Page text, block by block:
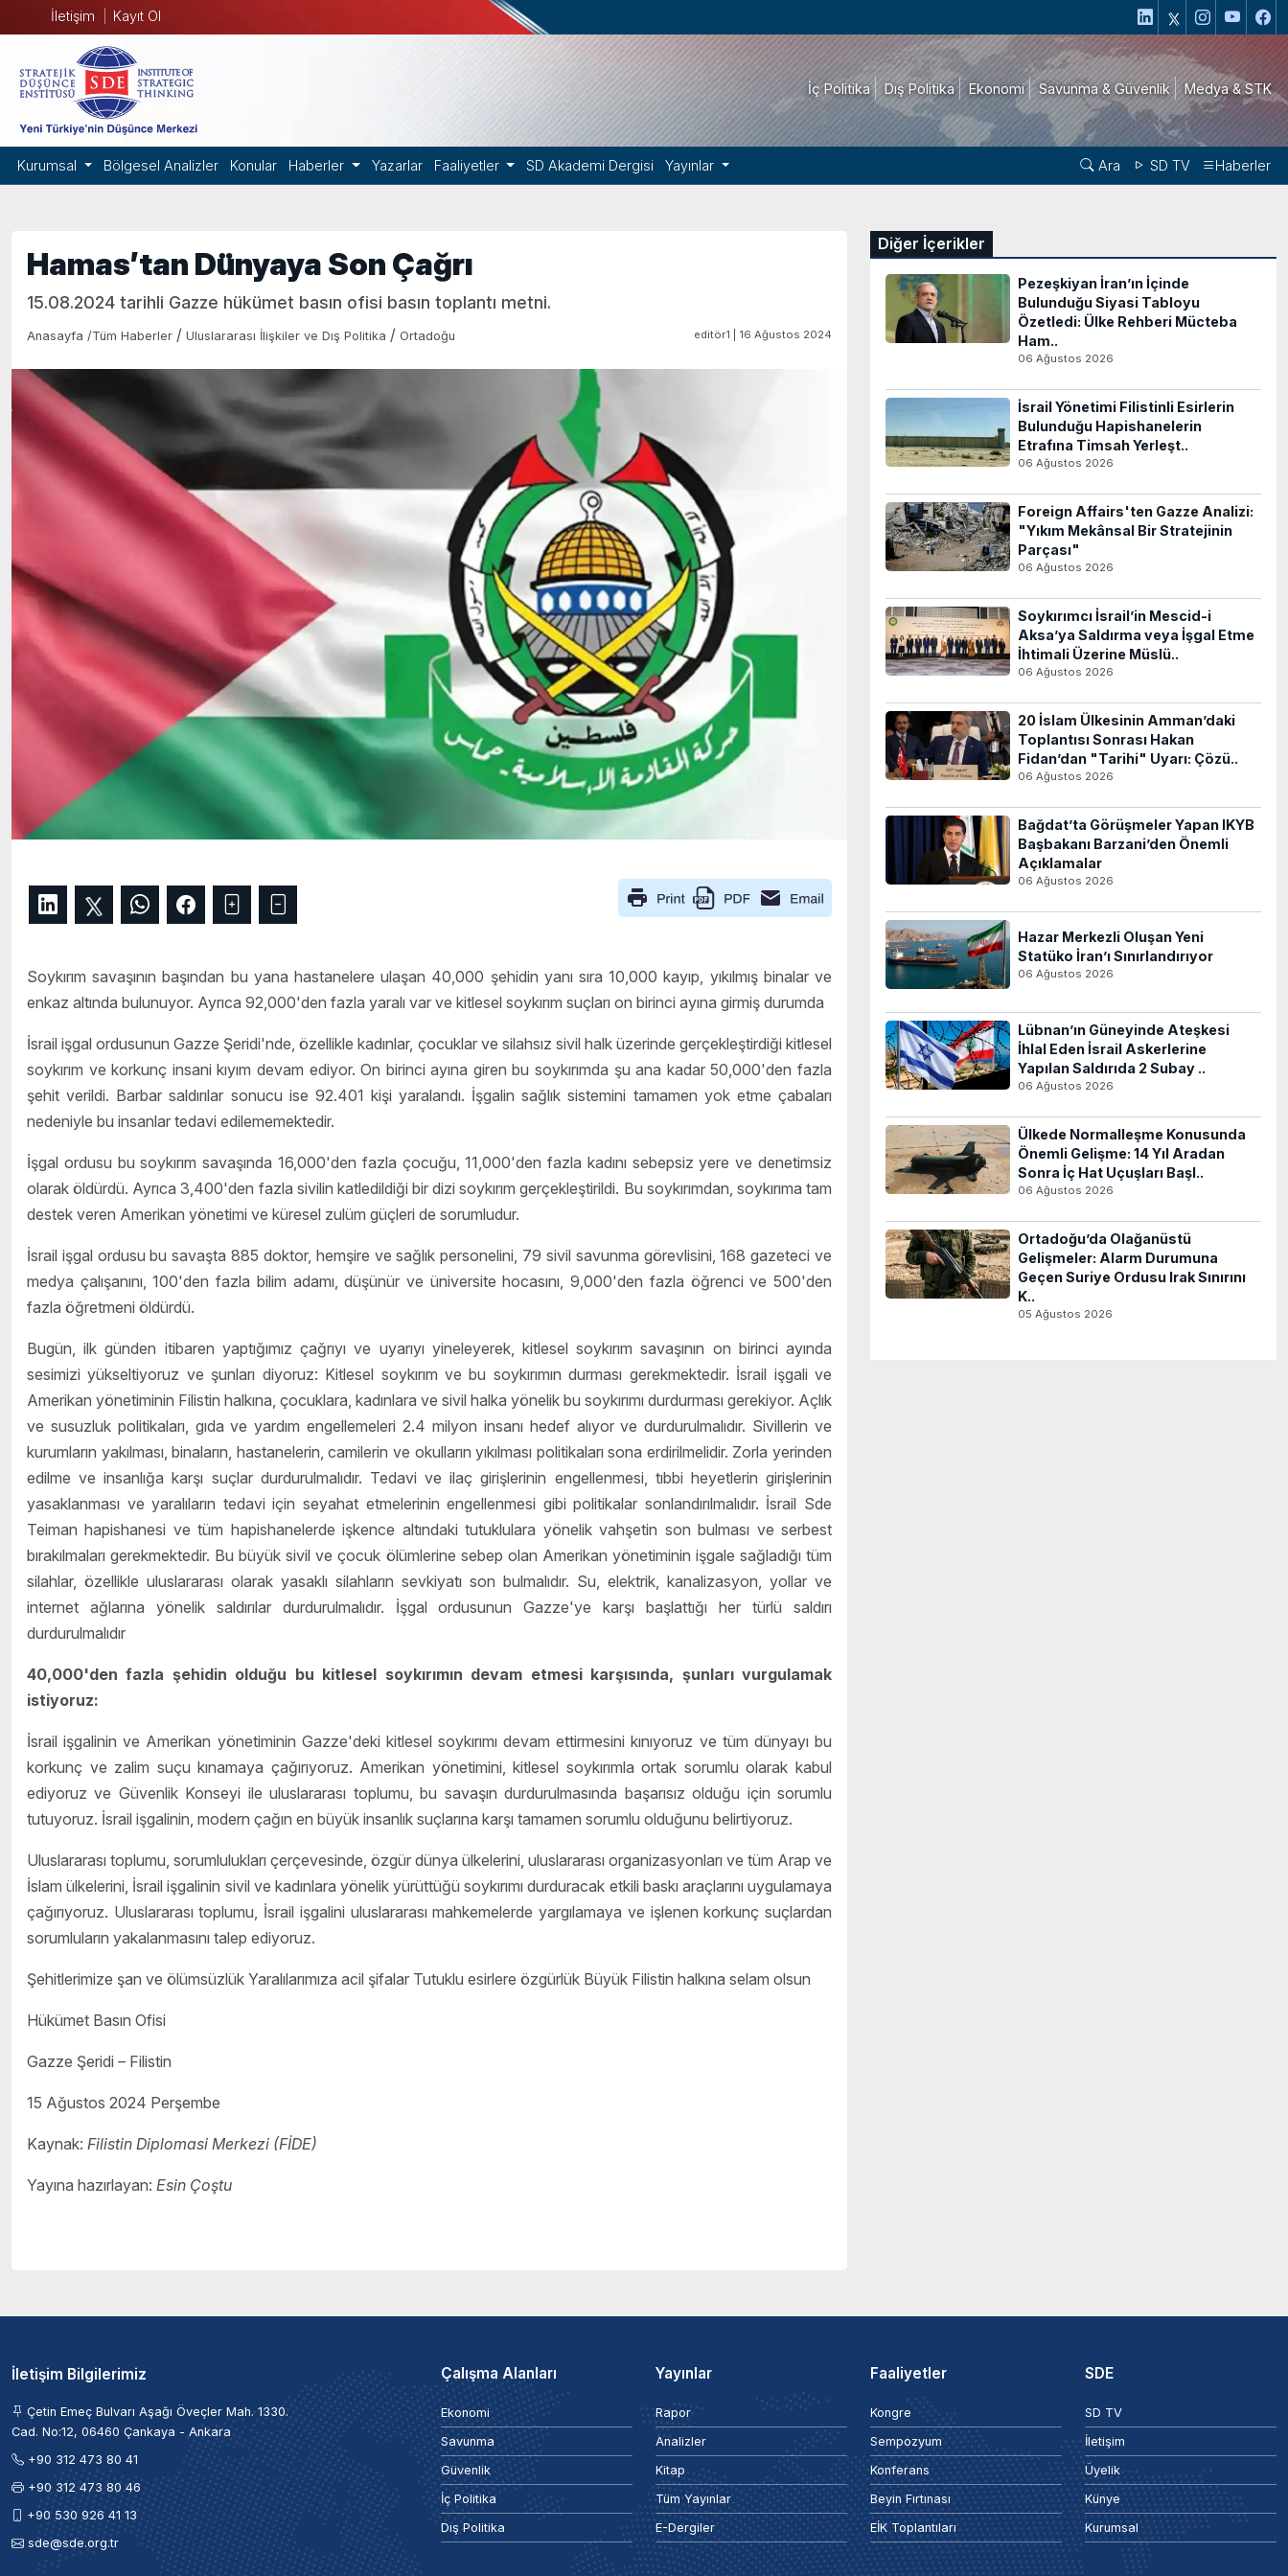
İletişim Kayıt Ol
İç Politika Dış Politika Ekonomi Savunma & Güvenlik Medya & STK
Kurumsal Bölgesel Analizler Konular Haberler Yazarlar Faaliyetler SD Akademi Dergisi Yayınlar Ara SD TV Haberler
Hamas’tan Dünyaya Son Çağrı
15.08.2024 tarihli Gazze hükümet basın ofisi basın toplantı metni.
Anasayfa /Tüm Haberler / Uluslararası İlişkiler ve Dış Politika / Ortadoğu editör1 | 16 Ağustos 2024
Soykırım savaşının başından bu yana hastanelere ulaşan 40,000 şehidin yanı sıra 10,000 kayıp, yıkılmış binalar ve
enkaz altında bulunuyor. Ayrıca 92,000'den fazla yaralı var ve kitlesel soykırım suçları on birinci ayına girmiş durumda
İsrail işgal ordusunun Gazze Şeridi'nde, özellikle kadınlar, çocuklar ve silahsız sivil halk üzerinde gerçekleştirdiği kitlesel
soykırım ve korkunç insani kıyım devam ediyor. On birinci ayına giren bu soykırımda şu ana kadar 50,000'den fazla
şehit verildi. Barbar saldırılar sonucu ise 92.401 kişi yaralandı. İşgalin sağlık sistemini tamamen yok etme çabaları
nedeniyle bu insanlar tedavi edilememektedir.
İşgal ordusu bu soykırım savaşında 16,000'den fazla çocuğu, 11,000'den fazla kadını sebepsiz yere ve denetimsiz
olarak öldürdü. Ayrıca 3,400'den fazla sivilin katledildiği bir dizi soykırım gerçekleştirildi. Bu soykırımdan, soykırıma tam
destek veren Amerikan yönetimi ve küresel zulüm güçleri de sorumludur.
İsrail işgal ordusu bu savaşta 885 doktor, hemşire ve sağlık personelini, 79 sivil savunma görevlisini, 168 gazeteci ve
medya çalışanını, 100'den fazla bilim adamı, düşünür ve üniversite hocasını, 9,000'den fazla öğrenci ve 500'den
fazla öğretmeni öldürdü.
Bugün, ilk günden itibaren yaptığımız çağrıyı ve uyarıyı yineleyerek, kitlesel soykırım savaşının on birinci ayında
sesimizi yükseltiyoruz ve şunları diyoruz: Kitlesel soykırım ve bu soykırımın durması gerekmektedir. İsrail işgali ve
Amerikan yönetiminin Filistin halkına, çocuklara, kadınlara ve sivil halka yönelik bu soykırımı durdurması gerekiyor. Açlık
ve susuzluk politikaları, gıda ve yardım engellemeleri 2.4 milyon insanı hedef alıyor ve durdurulmalıdır. Sivillerin ve
kurumların yakılması, binaların, hastanelerin, camilerin ve okulların yıkılması politikaları sona erdirilmelidir. Zorla yerinden
edilme ve insanlığa karşı suçlar durdurulmalıdır. Tedavi ve ilaç girişlerinin engellenmesi, tıbbi heyetlerin girişlerinin
yasaklanması ve yaralıların tedavi için seyahat etmelerinin engellenmesi gibi politikalar sonlandırılmalıdır. İsrail Sde
Teiman hapishanesi ve tüm hapishanelerde işkence altındaki tutuklulara yönelik vahşetin son bulması ve serbest
bırakılmaları gerekmektedir. Bu büyük sivil ve çocuk ölümlerine sebep olan Amerikan yönetiminin işgale sağladığı tüm
silahlar, özellikle uluslararası olarak yasaklı silahların sevkiyatı son bulmalıdır. Su, elektrik, kanalizasyon, yollar ve
internet ağlarına yönelik saldırılar durdurulmalıdır. İşgal ordusunun Gazze'ye karşı başlattığı her türlü saldırı
durdurulmalıdır
40,000'den fazla şehidin olduğu bu kitlesel soykırımın devam etmesi karşısında, şunları vurgulamak
istiyoruz:
İsrail işgalinin ve Amerikan yönetiminin Gazze'deki kitlesel soykırımı devam ettirmesini kınıyoruz ve tüm dünyayı bu
korkunç ve zalim suçu kınamaya çağırıyoruz. Amerikan yönetimini, kitlesel soykırımla ortak sorumlu olarak kabul
ediyoruz ve Güvenlik Konseyi ile uluslararası toplumu, bu savaşın durdurulmasında başarısız olduğu için sorumlu
tutuyoruz. İsrail işgalinin, modern çağın en büyük insanlık suçlarına karşı tamamen sorumlu olduğunu belirtiyoruz.
Uluslararası toplumu, sorumlulukları çerçevesinde, özgür dünya ülkelerini, uluslararası organizasyonları ve tüm Arap ve
İslam ülkelerini, İsrail işgalinin sivil ve kadınlara yönelik yürüttüğü soykırımı durduracak etkili baskı araçlarını uygulamaya
çağırıyoruz. Uluslararası toplumu, İsrail işgalini uluslararası mahkemelerde yargılamaya ve işlenen korkunç suçlardan
sorumluların yakalanmasını talep ediyoruz.
Şehitlerimize şan ve ölümsüzlük Yaralılarımıza acil şifalar Tutuklu esirlere özgürlük Büyük Filistin halkına selam olsun
Hükümet Basın Ofisi
Gazze Şeridi – Filistin
15 Ağustos 2024 Perşembe
Kaynak: Filistin Diplomasi Merkezi (FİDE)
Yayına hazırlayan: Esin Çoştu
Diğer İçerikler
Pezeşkiyan İran’ın İçinde
Bulunduğu Siyasi Tabloyu
Özetledi: Ülke Rehberi Mücteba
Ham..
06 Ağustos 2026
İsrail Yönetimi Filistinli Esirlerin
Bulunduğu Hapishanelerin
Etrafına Timsah Yerleşt..
06 Ağustos 2026
Foreign Affairs'ten Gazze Analizi:
"Yıkım Mekânsal Bir Stratejinin
Parçası"
06 Ağustos 2026
Soykırımcı İsrail’in Mescid-i
Aksa’ya Saldırma veya İşgal Etme
İhtimali Üzerine Müslü..
06 Ağustos 2026
20 İslam Ülkesinin Amman’daki
Toplantısı Sonrası Hakan
Fidan’dan "Tarihi" Uyarı: Çözü..
06 Ağustos 2026
Bağdat’ta Görüşmeler Yapan IKYB
Başbakanı Barzani’den Önemli
Açıklamalar
06 Ağustos 2026
Hazar Merkezli Oluşan Yeni
Statüko İran’ı Sınırlandırıyor
06 Ağustos 2026
Lübnan’ın Güneyinde Ateşkesi
İhlal Eden İsrail Askerlerine
Yapılan Saldırıda 2 Subay ..
06 Ağustos 2026
Ülkede Normalleşme Konusunda
Önemli Gelişme: 14 Yıl Aradan
Sonra İç Hat Uçuşları Başl..
06 Ağustos 2026
Ortadoğu’da Olağanüstü
Gelişmeler: Alarm Durumuna
Geçen Suriye Ordusu Irak Sınırını
K..
05 Ağustos 2026
İletişim Bilgilerimiz
Çetin Emeç Bulvarı Aşağı Öveçler Mah. 1330.
Cad. No:12, 06460 Çankaya - Ankara
+90 312 473 80 41
+90 312 473 80 46
+90 530 926 41 13
sde@sde.org.tr
Çalışma Alanları
Ekonomi
Savunma
Güvenlik
İç Politika
Dış Politika
Yayınlar
Rapor
Analizler
Kitap
Tüm Yayınlar
E-Dergiler
Faaliyetler
Kongre
Sempozyum
Konferans
Beyin Fırtınası
EİK Toplantıları
SDE
SD TV
İletişim
Üyelik
Künye
Kurumsal